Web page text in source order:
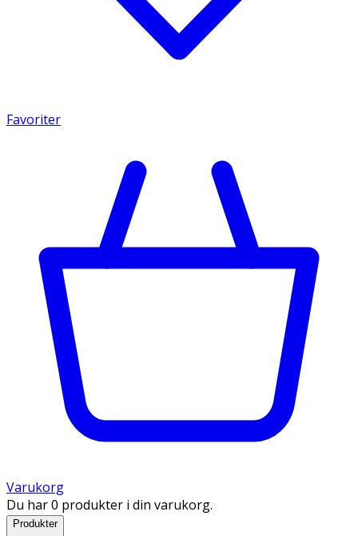
Favoriter
Varukorg
Du har 0 produkter i din varukorg.
Produkter